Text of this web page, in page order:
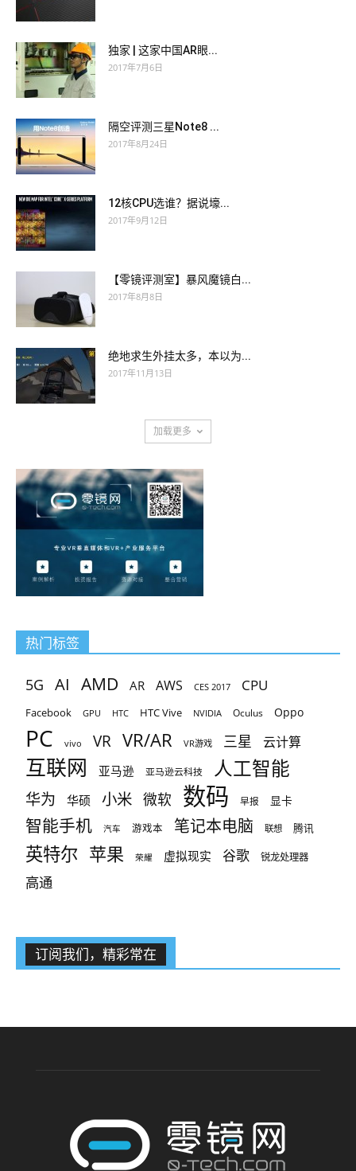
独家 | 这家中国AR眼...
2017年7月6日
隔空评测三星Note8 ...
2017年8月24日
12核CPU选谁？据说壕...
2017年9月12日
【零镜评测室】暴风魔镜白...
2017年8月8日
绝地求生外挂太多，本以为...
2017年11月13日
加载更多
热门标签
5G AI AMD AR AWS CES 2017 CPU
Facebook GPU HTC HTC Vive NVIDIA Oculus Oppo
PC vivo VR VR/AR VR游戏 三星 云计算
互联网 亚马逊 亚马逊云科技 人工智能
华为 华硕 小米 微软 数码 早报 显卡
智能手机 汽车 游戏本 笔记本电脑 联想 腾讯
英特尔 苹果 荣耀 虚拟现实 谷歌 锐龙处理器
高通
订阅我们，精彩常在